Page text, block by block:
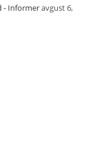
- Informeravgust 6,